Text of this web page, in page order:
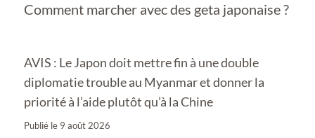
Comment marcher avec des geta japonaise ?
AVIS : Le Japon doit mettre fin à une double
diplomatie trouble au Myanmar et donner la
priorité à l’aide plutôt qu’à la Chine
Publié le 9 août 2026